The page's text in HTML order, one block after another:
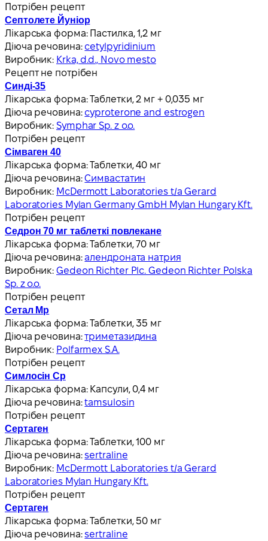
Потрібен рецепт
Септолете Йуніор
Лікарська форма: Пастилка, 1,2 мг
Діюча речовина: cetylpyridinium
Виробник: Krka, d.d., Novo mesto
Рецепт не потрібен
Синді-35
Лікарська форма:Таблетки, 2 мг + 0,035 мг
Діюча речовина: cyproterone and estrogen
Виробник:Symphar Sp. z o.o.
Потрібен рецепт
Сімваген 40
Лікарська форма:Таблетки, 40 мг
Діюча речовина:Симвастатин
Виробник: McDermott Laboratories t/a Gerard
Laboratories Mylan Germany GmbH Mylan Hungary Kft.
Потрібен рецепт
Седрон 70 мг таблеткі повлекане
Лікарська форма:Таблетки, 70 мг
Діюча речовина:алендроната натрия
Виробник:Gedeon Richter Plc. Gedeon Richter Polska
Sp. z o.o.
Потрібен рецепт
Сетал Мр
Лікарська форма:Таблетки, 35 мг
Діюча речовина:триметазидина
Виробник: Polfarmex S.A.
Потрібен рецепт
Симлосін Ср
Лікарська форма: Капсули, 0,4 мг
Діюча речовина:tamsulosin
Потрібен рецепт
Сертаген
Лікарська форма:Таблетки, 100 мг
Діюча речовина:sertraline
Виробник: McDermott Laboratories t/a Gerard
Laboratories Mylan Hungary Kft.
Потрібен рецепт
Сертаген
Лікарська форма:Таблетки, 50 мг
Діюча речовина:sertraline